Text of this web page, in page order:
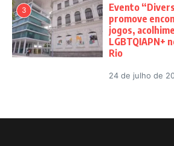
3
Evento
promove
jogos,
LGBTQIAPN+
Rio
24 de julho de